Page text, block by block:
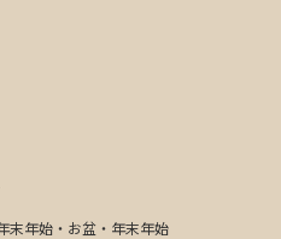
末年始・お盆・年末年始